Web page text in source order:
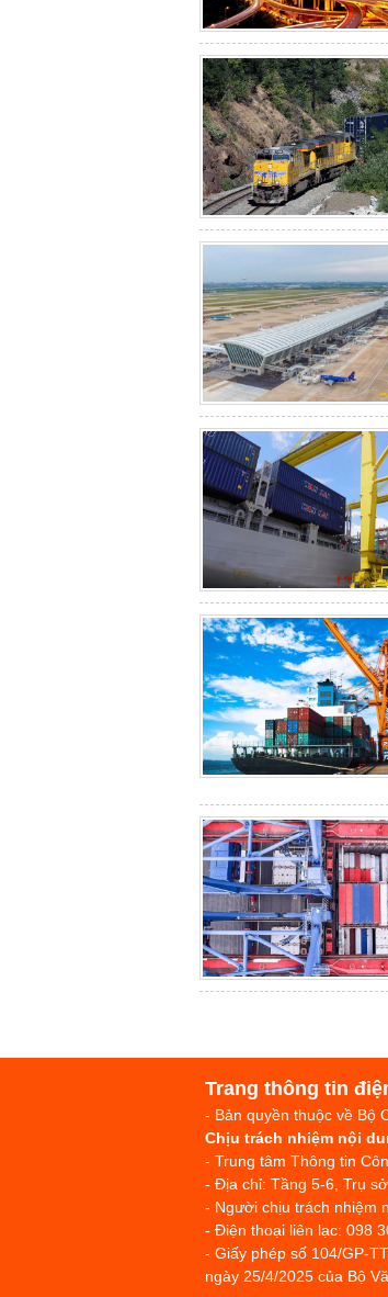
Trang thông tin
- Bản quyền thuộc về Bộ
Chịu trách nhiệm nội
- Trung tâm Thông tin
- Địa chỉ: Tầng 5-6, Trụ
- Người chịu trách nhiệm
- Điện thoại liên lạc: 098
- Giấy phép số 104/GP-
ngày 25/4/2025 của Bộ